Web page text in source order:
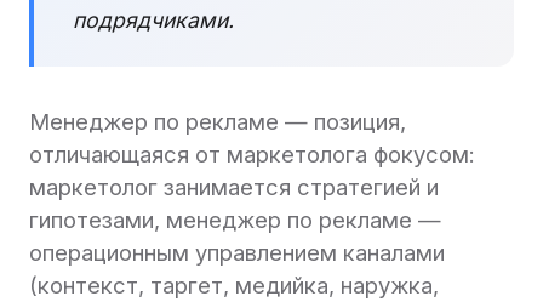
подрядчиками.
Менеджер по рекламе — позиция,
отличающаяся от маркетолога фокусом:
маркетолог занимается стратегией и
гипотезами, менеджер по рекламе —
операционным управлением каналами
(контекст, таргет, медийка, наружка,